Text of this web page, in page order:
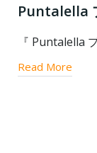
Puntalella
『 Puntalella
Read More